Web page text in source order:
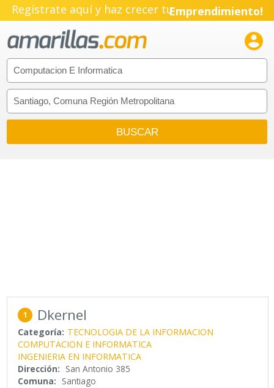
Regístrate aquí y haz crecer tuEmprendimiento!

1 Dkernel
Categoría: TECNOLOGIA DE LA INFORMACION
COMPUTACION E INFORMATICA
INGENIERIA EN INFORMATICA
Dirección: San Antonio 385
Comuna: Santiago